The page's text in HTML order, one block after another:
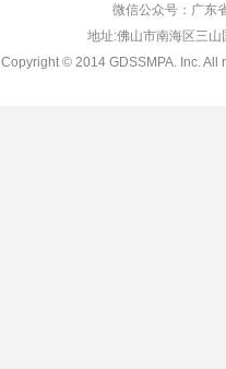
微信公众号：广东
地址:佛山市南海区三
Copyright © 2014 GDSSMPA. Inc. All